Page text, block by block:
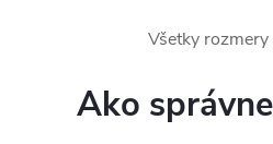
Všetky
Ako